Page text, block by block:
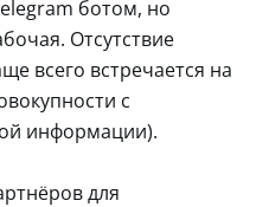
ботом, но
Отсутствие
всего встречается на
с
информации).
для